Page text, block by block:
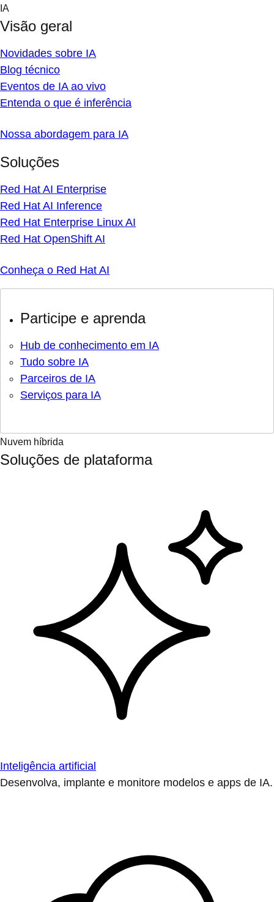
Skip
content
IA
Visão geral
Novidades sobre IA
Blog técnico
Eventos de IA ao vivo
Entenda o que é inferência
Nossa abordagem para IA
Soluções
Red Hat AI Enterprise
Red Hat AI Inference
Red Hat Enterprise Linux AI
Red Hat OpenShift AI
Conheça o Red Hat AI
Participe e aprenda
Hub de conhecimento em IA
Tudo sobre IA
Parceiros de IA
Serviços para IA
Nuvem híbrida
Soluções de plataforma
Inteligência artificial
Desenvolva, implante e monitore modelos e apps de IA.